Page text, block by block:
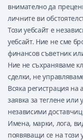
внимателно да
личните ви
Този уебсайт е
уебсайт. Ние не сме
финансов съветник
Ние не съхраняваме
сделки, не
Всяка регистрация на
заявка за теглене или
независими
Имена, марки, лога,
появяващи се на този